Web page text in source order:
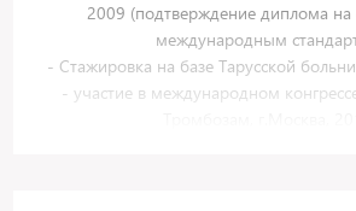
2009 (подтверждение диплома на
международным
- Стажировка на базе Тарусской
- участие в международном